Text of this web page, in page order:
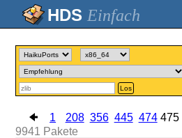
Einfach
Los
1 208 356 445 474 475
9941 Pakete